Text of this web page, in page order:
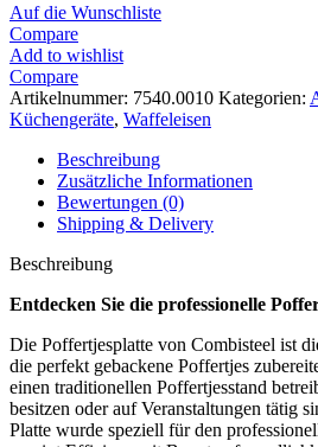
Auf die Wunschliste
Compare
Add to wishlist
Compare
Artikelnummer: 7540.0010 Kategorien:
Küchengeräte, Waffeleisen
Beschreibung
Zusätzliche Informationen
Bewertungen (0)
Shipping & Delivery
Beschreibung
Entdecken Sie die professionelle
Die Poffertjesplatte von Combisteel ist
die perfekt gebackene Poffertjes
einen traditionellen Poffertjesstand
besitzen oder auf Veranstaltungen tätig
Platte wurde speziell für den